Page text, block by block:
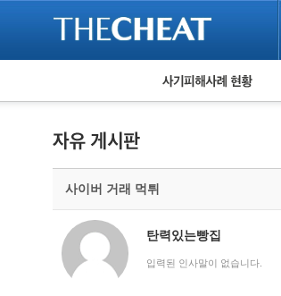
피해사례 현황
유해사이트 목록
비공개 피해사례
워킹홀리데이 피해사례
사이버 거래 먹튀
탄력있는빵집
입력된 인사말이 없습니다.